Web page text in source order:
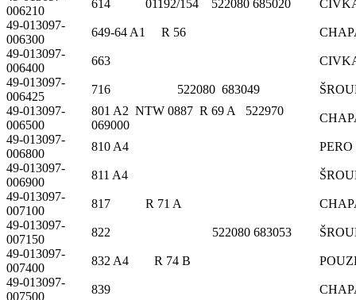
006210
614 01192/154 522080 685020
49-013097-
006300
649-64 A1 R 56
49-013097-
006400
663
49-013097-
006425
716 522080 683049
49-013097-
006500
801 A2 NTW 0887 R 69 A 522970
069000
49-013097-
006800
810 A4
PERO
49-013097-
006900
811 A4
49-013097-
007100
817 R 71 A
49-013097-
007150
822 522080 683053
49-013097-
007400
832 A4 R 74 B
49-013097-
007500
839